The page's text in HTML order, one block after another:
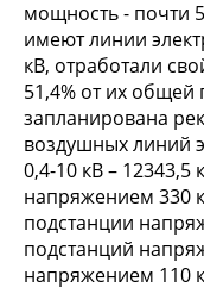
мощность - почти
имеют линии
кВ, отработали
51,4% от их общей
запланирована
воздушных линий
0,4-10 кВ –
напряжением 330
подстанции
подстанций
напряжением 110